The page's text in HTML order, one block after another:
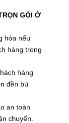
GÓI Ở
hóa nếu
hàng trong
hàng
đền bù
an toàn
chuyển.